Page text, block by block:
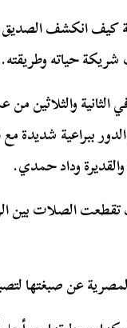
كيف انكشف الصديق
حياته وطريقته.
الثانية والثلاثين
ببراعية شديدة مع
وداد حمدي.
الصلات بين
عن صبغتها